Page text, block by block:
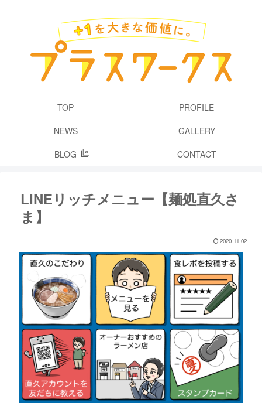
TOP
PROFILE
NEWS
GALLERY
BLOG
CONTACT
LINEリッチメニュー【麺処直久さ
ま】
2020.11.02